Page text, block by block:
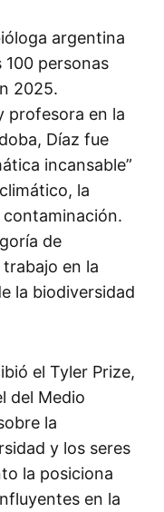
argentina
100 personas
2025.
profesora en la
Díaz fue
incansable”
la
de
trabajo en la
la biodiversidad
el Tyler Prize,
del Medio
la
y los seres
la posiciona
en la